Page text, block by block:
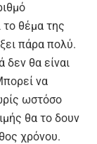
θέμα της
πάρα πολύ.
δεν θα είναι
να
ωστόσο
θα το δουν
χρόνου.